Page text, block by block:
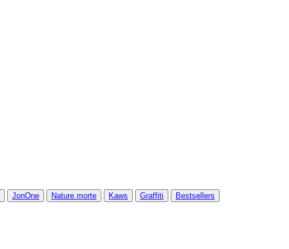
JonOne Nature morte Kaws Graffiti Bestsellers